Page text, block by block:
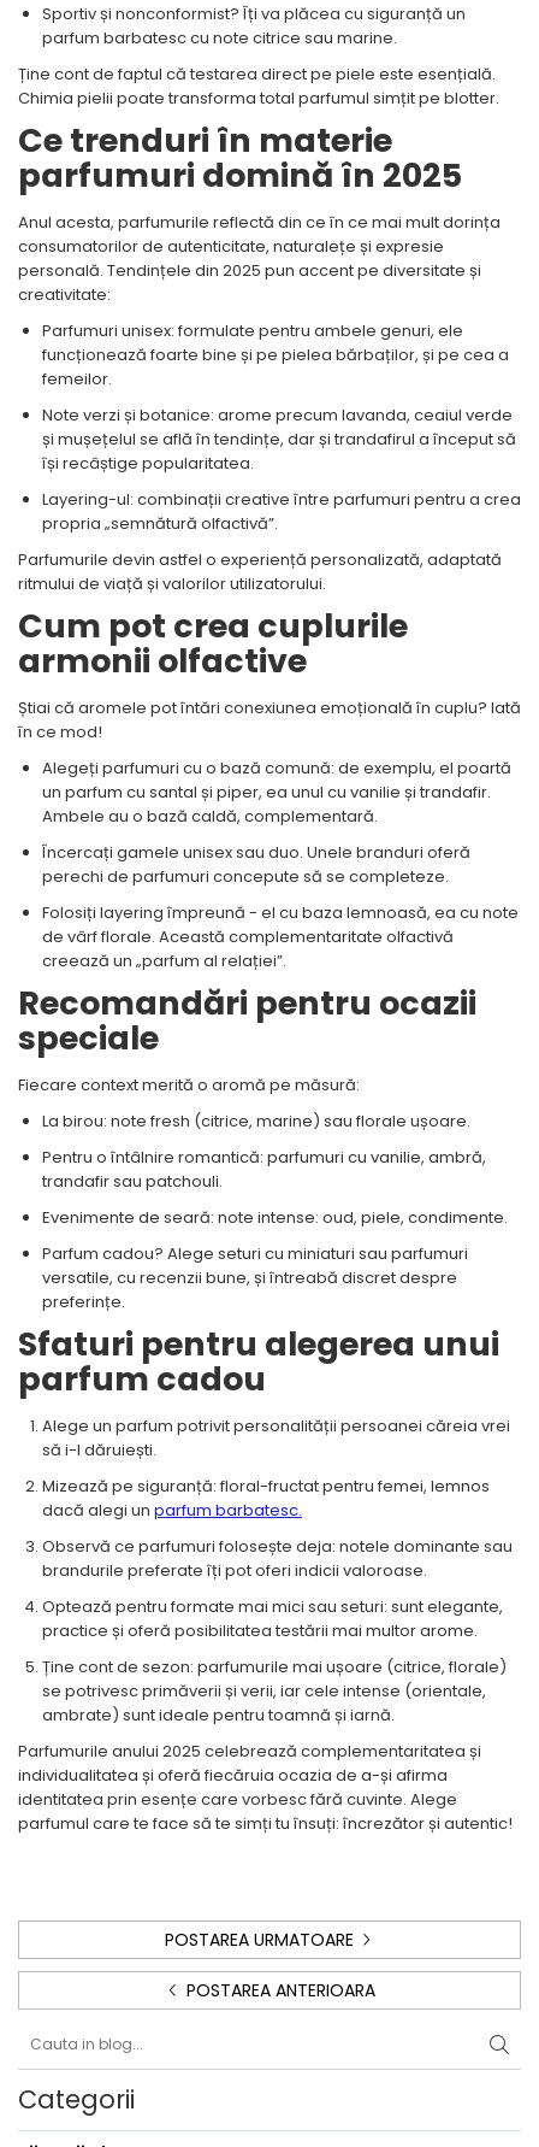
Sportiv și nonconformist? Îți va plăcea cu siguranță un
parfum barbatesc cu note citrice sau marine.
Ține cont de faptul că testarea direct pe piele este esențială.
Chimia pielii poate transforma total parfumul simțit pe blotter.
Ce trenduri în materie
parfumuri domină în 2025
Anul acesta, parfumurile reflectă din ce în ce mai mult dorința
consumatorilor de autenticitate, naturalețe și expresie
personală. Tendințele din 2025 pun accent pe diversitate și
creativitate:
Parfumuri unisex: formulate pentru ambele genuri, ele
funcționează foarte bine și pe pielea bărbaților, și pe cea a
femeilor.
Note verzi și botanice: arome precum lavanda, ceaiul verde
și mușețelul se află în tendințe, dar și trandafirul a început să
își recâștige popularitatea.
Layering-ul: combinații creative între parfumuri pentru a crea
propria „semnătură olfactivă”.
Parfumurile devin astfel o experiență personalizată, adaptată
ritmului de viață și valorilor utilizatorului.
Cum pot crea cuplurile
armonii olfactive
Știai că aromele pot întări conexiunea emoțională în cuplu? Iată
în ce mod!
Alegeți parfumuri cu o bază comună: de exemplu, el poartă
un parfum cu santal și piper, ea unul cu vanilie și trandafir.
Ambele au o bază caldă, complementară.
Încercați gamele unisex sau duo. Unele branduri oferă
perechi de parfumuri concepute să se completeze.
Folosiți layering împreună - el cu baza lemnoasă, ea cu note
de vârf florale. Această complementaritate olfactivă
creează un „parfum al relației”.
Recomandări pentru ocazii
speciale
Fiecare context merită o aromă pe măsură:
La birou: note fresh (citrice, marine) sau florale ușoare.
Pentru o întâlnire romantică: parfumuri cu vanilie, ambră,
trandafir sau patchouli.
Evenimente de seară: note intense: oud, piele, condimente.
Parfum cadou? Alege seturi cu miniaturi sau parfumuri
versatile, cu recenzii bune, și întreabă discret despre
preferințe.
Sfaturi pentru alegerea unui
parfum cadou
Alege un parfum potrivit personalității persoanei căreia vrei
să i-l dăruiești.
Mizează pe siguranță: floral-fructat pentru femei, lemnos
dacă alegi un parfum barbatesc.
Observă ce parfumuri folosește deja: notele dominante sau
brandurile preferate îți pot oferi indicii valoroase.
Optează pentru formate mai mici sau seturi: sunt elegante,
practice și oferă posibilitatea testării mai multor arome.
Ține cont de sezon: parfumurile mai ușoare (citrice, florale)
se potrivesc primăverii și verii, iar cele intense (orientale,
ambrate) sunt ideale pentru toamnă și iarnă.
Parfumurile anului 2025 celebrează complementaritatea și
individualitatea și oferă fiecăruia ocazia de a-și afirma
identitatea prin esențe care vorbesc fără cuvinte. Alege
parfumul care te face să te simți tu însuți: încrezător și autentic!
POSTAREA URMATOARE
POSTAREA ANTERIOARA
Categorii